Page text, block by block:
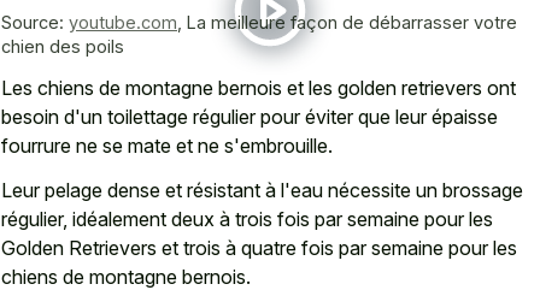
Source: youtube.com La meilleure façon de débarrasser votre
chien des poils
Les chiens de montagne bernois et les golden retrievers ont
besoin d'un toilettage régulier pour éviter que leur épaisse
fourrure ne se mate et ne s'embrouille.
Leur pelage dense et résistant à l'eau nécessite un brossage
régulier, idéalement deux à trois fois par semaine pour les
Golden Retrievers et trois à quatre fois par semaine pour les
chiens de montagne bernois.